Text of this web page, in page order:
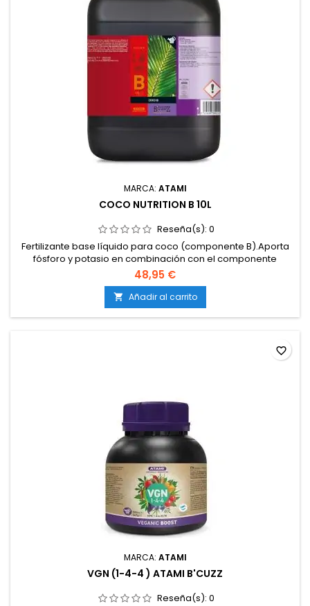
MARCA: ATAMI
COCO NUTRITION B 10L
Reseña(s): 0
Fertilizante base líquido para coco (componente B).Aporta
fósforo y potasio en combinación con el componente
A.Garantiza una nutrición completa durante todo el
ciclo.Estimula el crecimiento y favorece una floración más
abundante.Compatible con sistemas de riego y cultivos de
interior y exterior.
48,95 €
 Añadir al carrito
MARCA: ATAMI
VGN (1-4-4 ) ATAMI B'CUZZ
Reseña(s): 0
favorite_border